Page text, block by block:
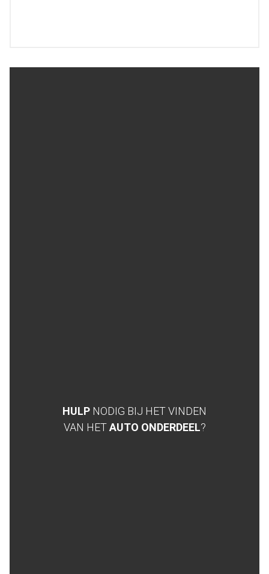
HULP NODIG BIJ HET VINDEN
VAN HETAUTO ONDERDEEL?